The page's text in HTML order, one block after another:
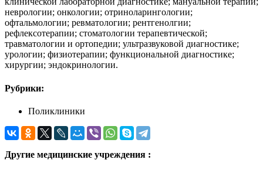
неврологии; онкологии; отриноларингологии;
офтальмологии; ревматологии; рентгенолгии;
рефлексотерапии; стоматологии терапевтической;
травматологии и ортопедии; ультразвуковой диагностике;
урологии; физиотерапии; функциональной диагностике;
хирургии; эндокринологии.
Рубрики:
Поликлиники
Другие медицинские учреждения :